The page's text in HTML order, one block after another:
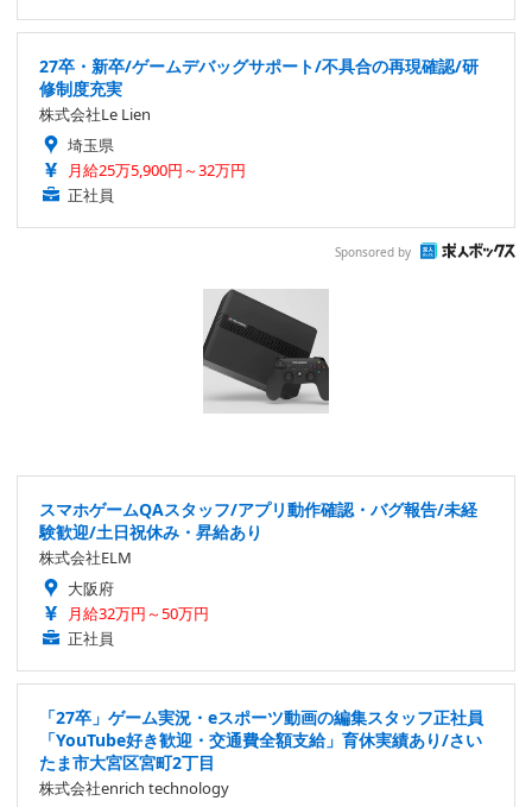
27卒・新卒/ゲームデバッグサポート/不具合の再現確認/研
修制度充実
株式会社Le Lien
埼玉県
月給25万5,900円～32万円
正社員
Sponsored by
スマホゲームQAスタッフ/アプリ動作確認・バグ報告/未経
験歓迎/土日祝休み・昇給あり
株式会社ELM
大阪府
月給32万円～50万円
正社員
「27卒」ゲーム実況・eスポーツ動画の編集スタッフ正社員
「YouTube好き歓迎・交通費全額支給」育休実績あり/さい
たま市大宮区宮町2丁目
株式会社enrich technology